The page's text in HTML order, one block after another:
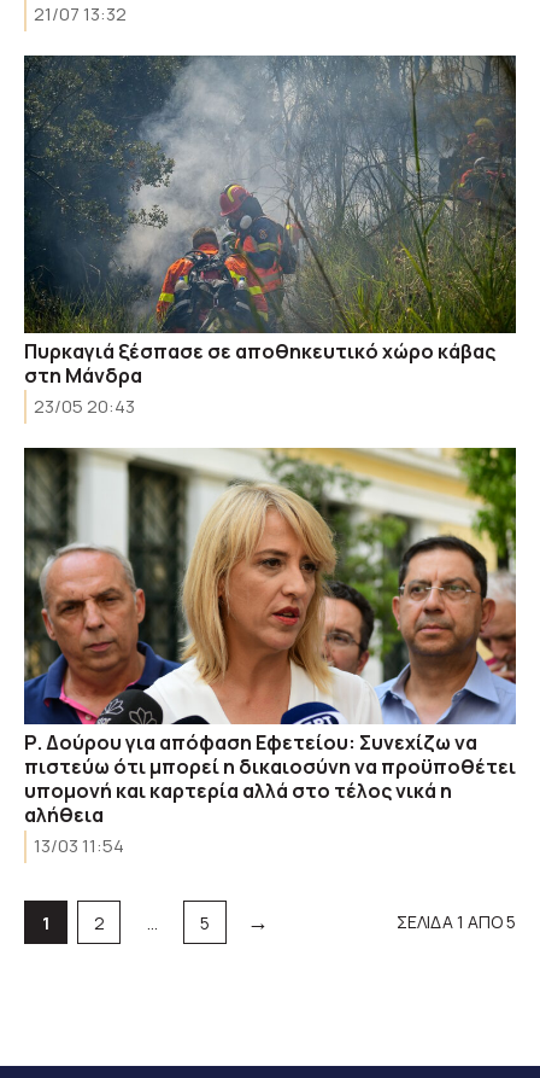
21/07 13:32
Πυρκαγιά ξέσπασε σε αποθηκευτικό χώρο κάβας
στη Μάνδρα
23/05 20:43
Ρ. Δούρου για απόφαση Εφετείου: Συνεχίζω να
πιστεύω ότι μπορεί η δικαιοσύνη να προϋποθέτει
υπομονή και καρτερία αλλά στο τέλος νικά η
αλήθεια
13/03 11:54
Σελίδα
1 Σελίδα
2 … Σελίδα
5 → ΣΕΛΙΔΑ 1 ΑΠΟ 5